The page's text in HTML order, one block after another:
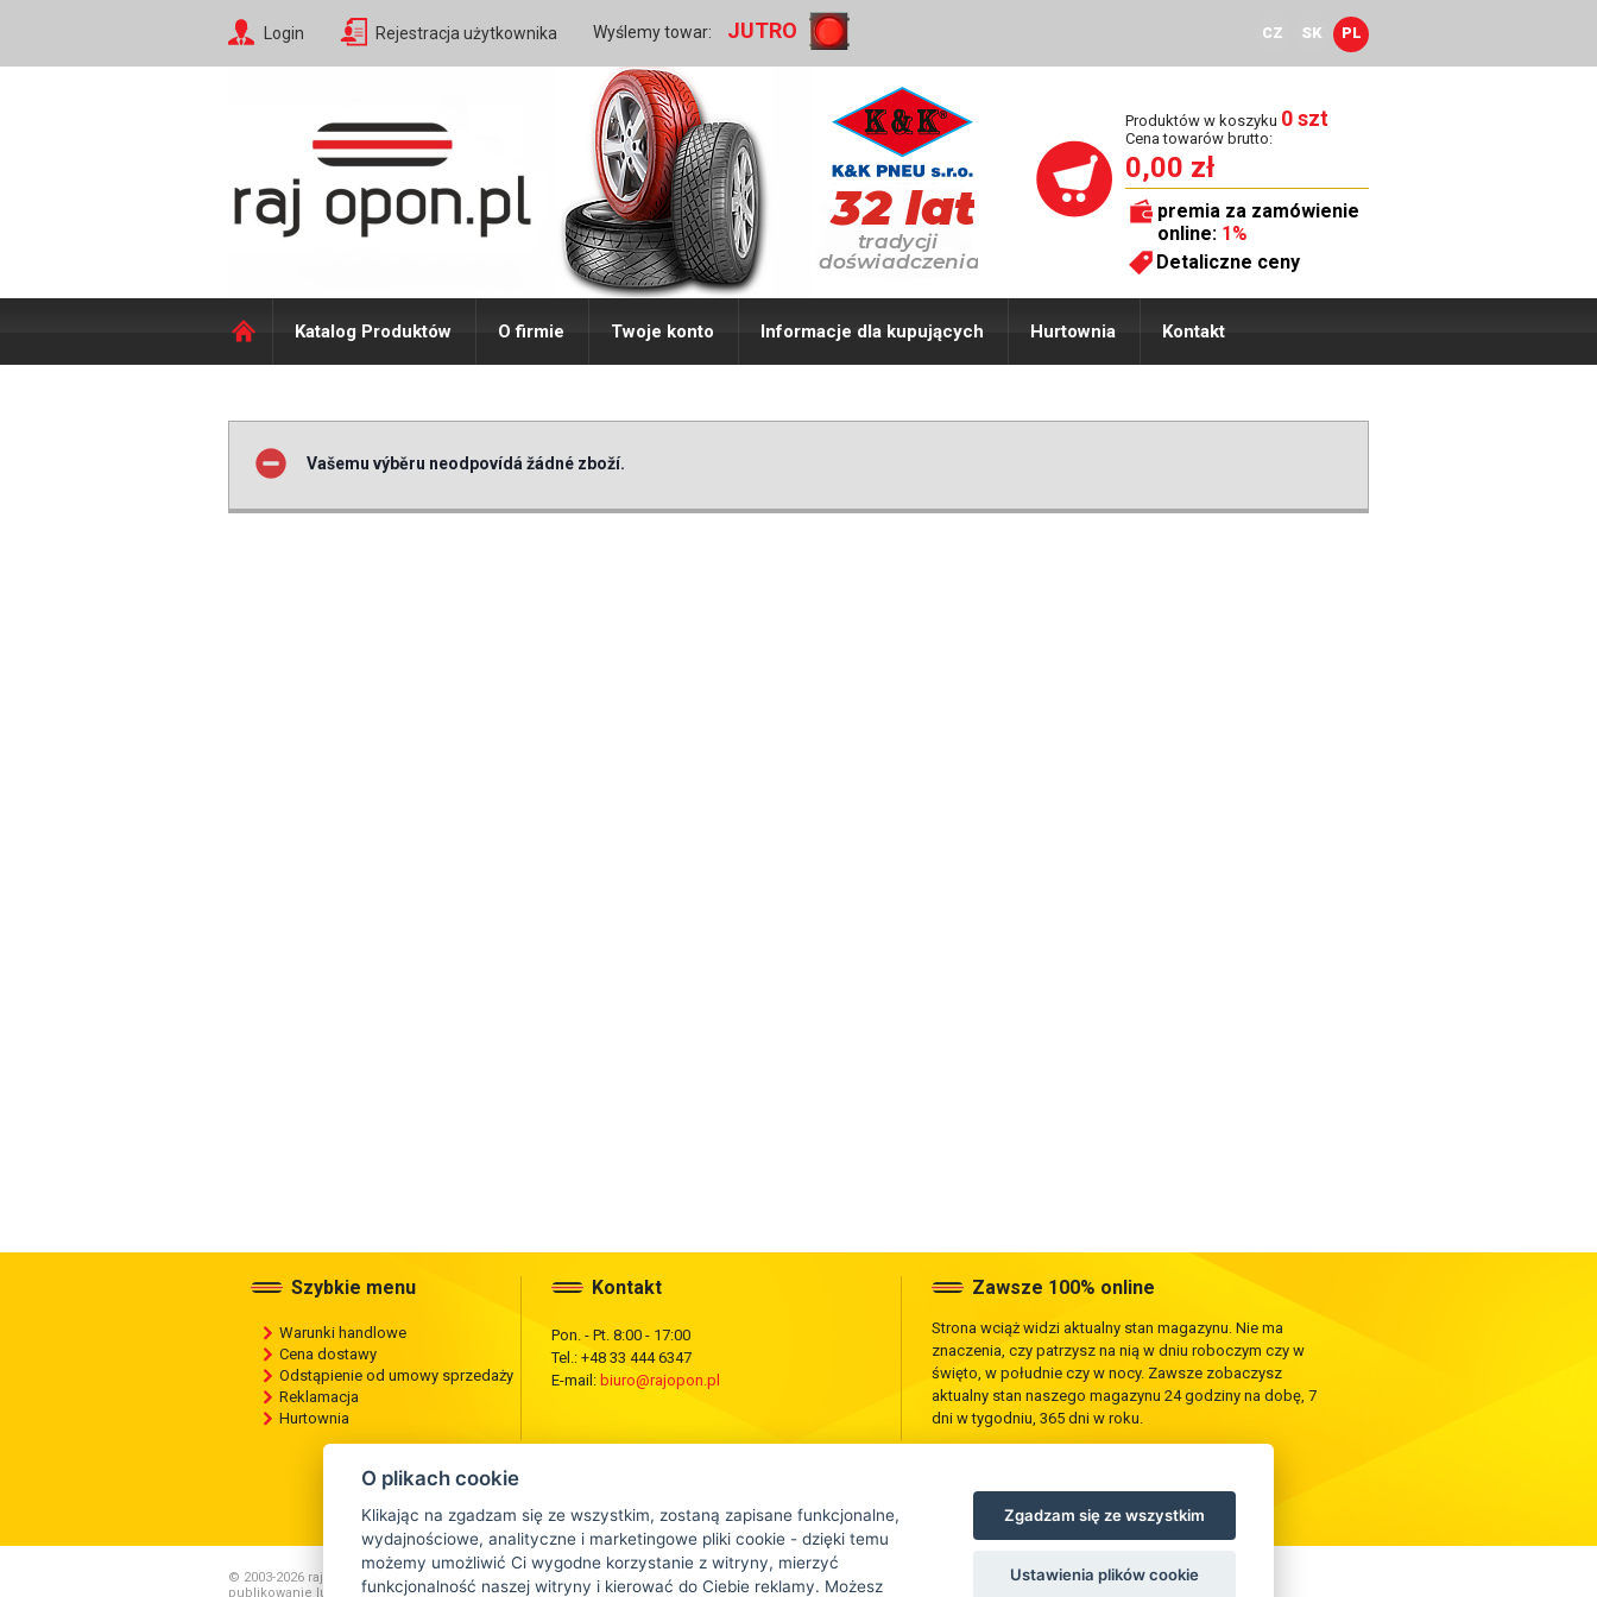
Login Rejestracja użytkownika Wyślemy towar: JUTRO CZ SK PL
Produktów w koszyku 0 szt
Cena towarów brutto:
0,00 zł
premia za zamówienie
online: 1%
Detaliczne ceny
Katalog Produktów O firmie Twoje konto Informacje dla kupujących Hurtownia Kontakt
Vašemu výběru neodpovídá žádné zboží.
Szybkie menu
Warunki handlowe
Cena dostawy
Odstąpienie od umowy sprzedaży
Reklamacja
Hurtownia
Kontakt
Pon. - Pt. 8:00 - 17:00
Tel.: +48 33 444 6347
E-mail: biuro@rajopon.pl
Zawsze 100% online
Strona wciąż widzi aktualny stan magazynu. Nie ma
znaczenia, czy patrzysz na nią w dniu roboczym czy w
święto, w południe czy w nocy. Zawsze zobaczysz
aktualny stan naszego magazynu 24 godziny na dobę, 7
dni w tygodniu, 365 dni w roku.
© 2003-2026 rajopon.pl , Wszelkie kopiowanie ,
publikowanie lub rozpowszechnianie zawartości tej strony jest zabronione.
O plikach cookie
Klikając na zgadzam się ze wszystkim, zostaną zapisane funkcjonalne,
wydajnościowe, analityczne i marketingowe pliki cookie - dzięki temu
możemy umożliwić Ci wygodne korzystanie z witryny, mierzyć
funkcjonalność naszej witryny i kierować do Ciebie reklamy. Możesz
Zgadzam się ze wszystkim
Ustawienia plików cookie